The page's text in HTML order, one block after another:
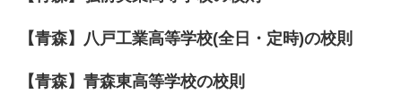
【青森】八戸工業高等学校(全日・定時)の校則
【青森】青森東高等学校の校則